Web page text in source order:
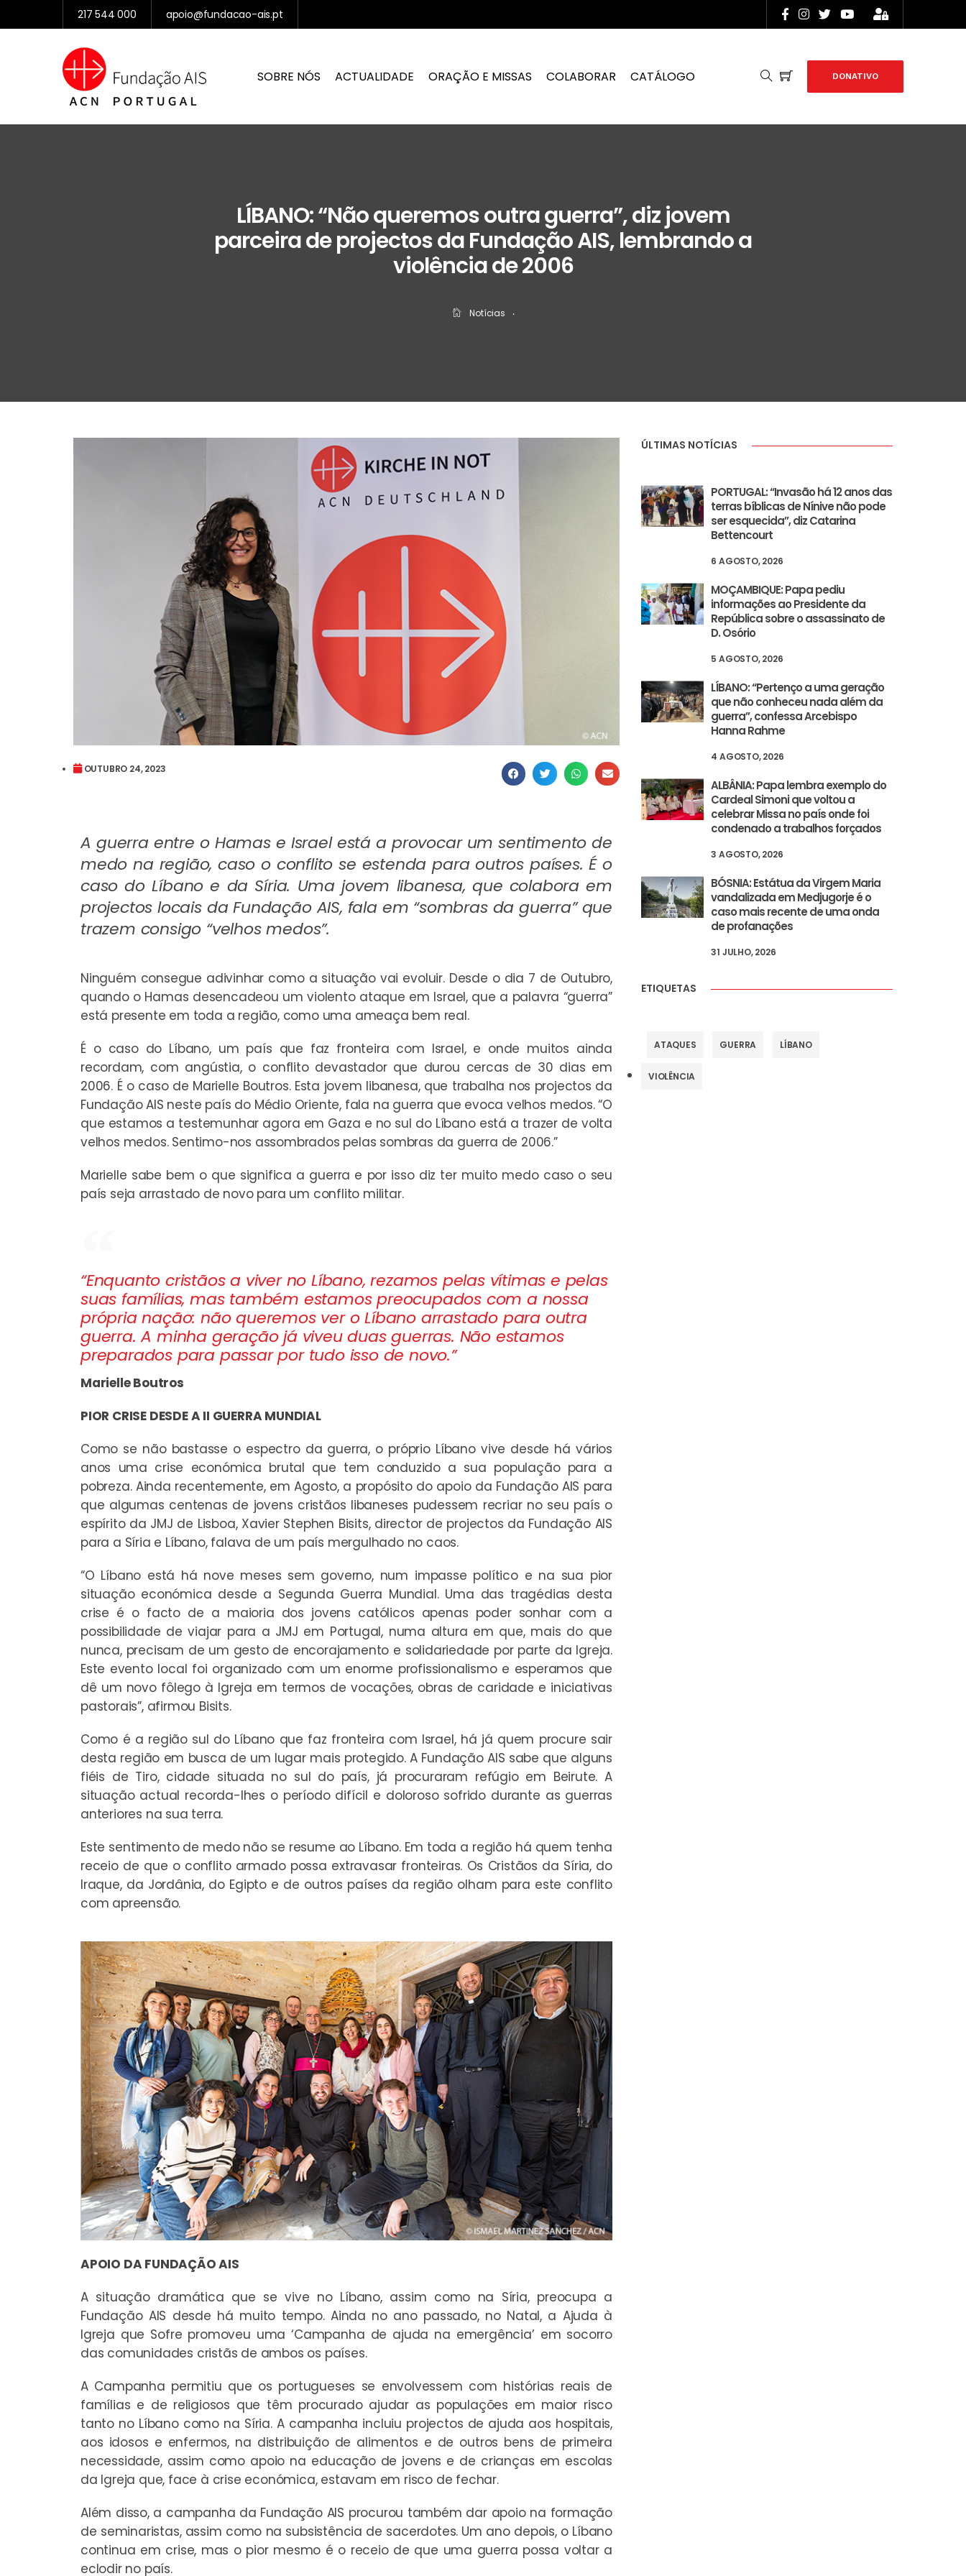
217 544 000 apoio@fundacao-ais.pt
SOBRE NÓS ACTUALIDADE ORAÇÃO E MISSAS COLABORAR CATÁLOGO DONATIVO
LÍBANO: “Não queremos outra guerra”, diz jovem
parceira de projectos da Fundação AIS, lembrando a
violência de 2006
Notícias ‧
OUTUBRO 24, 2023
A guerra entre o Hamas e Israel está a provocar um sentimento de
medo na região, caso o conflito se estenda para outros países. É o
caso do Líbano e da Síria. Uma jovem libanesa, que colabora em
projectos locais da Fundação AIS, fala em “sombras da guerra” que
trazem consigo “velhos medos”.
Ninguém consegue adivinhar como a situação vai evoluir. Desde o dia 7 de Outubro,
quando o Hamas desencadeou um violento ataque em Israel, que a palavra “guerra”
está presente em toda a região, como uma ameaça bem real.
É o caso do Líbano, um país que faz fronteira com Israel, e onde muitos ainda
recordam, com angústia, o conflito devastador que durou cercas de 30 dias em
2006. É o caso de Marielle Boutros. Esta jovem libanesa, que trabalha nos projectos da
Fundação AIS neste país do Médio Oriente, fala na guerra que evoca velhos medos. “O
que estamos a testemunhar agora em Gaza e no sul do Líbano está a trazer de volta
velhos medos. Sentimo-nos assombrados pelas sombras da guerra de 2006.”
Marielle sabe bem o que significa a guerra e por isso diz ter muito medo caso o seu
país seja arrastado de novo para um conflito militar.
“Enquanto cristãos a viver no Líbano, rezamos pelas vítimas e pelas
suas famílias, mas também estamos preocupados com a nossa
própria nação: não queremos ver o Líbano arrastado para outra
guerra. A minha geração já viveu duas guerras. Não estamos
preparados para passar por tudo isso de novo.”
Marielle Boutros
PIOR CRISE DESDE A II GUERRA MUNDIAL
Como se não bastasse o espectro da guerra, o próprio Líbano vive desde há vários
anos uma crise económica brutal que tem conduzido a sua população para a
pobreza. Ainda recentemente, em Agosto, a propósito do apoio da Fundação AIS para
que algumas centenas de jovens cristãos libaneses pudessem recriar no seu país o
espírito da JMJ de Lisboa, Xavier Stephen Bisits, director de projectos da Fundação AIS
para a Síria e Líbano, falava de um país mergulhado no caos.
“O Líbano está há nove meses sem governo, num impasse político e na sua pior
situação económica desde a Segunda Guerra Mundial. Uma das tragédias desta
crise é o facto de a maioria dos jovens católicos apenas poder sonhar com a
possibilidade de viajar para a JMJ em Portugal, numa altura em que, mais do que
nunca, precisam de um gesto de encorajamento e solidariedade por parte da Igreja.
Este evento local foi organizado com um enorme profissionalismo e esperamos que
dê um novo fôlego à Igreja em termos de vocações, obras de caridade e iniciativas
pastorais”, afirmou Bisits.
Como é a região sul do Líbano que faz fronteira com Israel, há já quem procure sair
desta região em busca de um lugar mais protegido. A Fundação AIS sabe que alguns
fiéis de Tiro, cidade situada no sul do país, já procuraram refúgio em Beirute. A
situação actual recorda-lhes o período difícil e doloroso sofrido durante as guerras
anteriores na sua terra.
Este sentimento de medo não se resume ao Líbano. Em toda a região há quem tenha
receio de que o conflito armado possa extravasar fronteiras. Os Cristãos da Síria, do
Iraque, da Jordânia, do Egipto e de outros países da região olham para este conflito
com apreensão.
APOIO DA FUNDAÇÃO AIS
A situação dramática que se vive no Líbano, assim como na Síria, preocupa a
Fundação AIS desde há muito tempo. Ainda no ano passado, no Natal, a Ajuda à
Igreja que Sofre promoveu uma ‘Campanha de ajuda na emergência’ em socorro
das comunidades cristãs de ambos os países.
A Campanha permitiu que os portugueses se envolvessem com histórias reais de
famílias e de religiosos que têm procurado ajudar as populações em maior risco
tanto no Líbano como na Síria. A campanha incluiu projectos de ajuda aos hospitais,
aos idosos e enfermos, na distribuição de alimentos e de outros bens de primeira
necessidade, assim como apoio na educação de jovens e de crianças em escolas
da Igreja que, face à crise económica, estavam em risco de fechar.
Além disso, a campanha da Fundação AIS procurou também dar apoio na formação
de seminaristas, assim como na subsistência de sacerdotes. Um ano depois, o Líbano
continua em crise, mas o pior mesmo é o receio de que uma guerra possa voltar a
eclodir no país.
ÚLTIMAS NOTÍCIAS
PORTUGAL: “Invasão há 12 anos das
terras bíblicas de Nínive não pode
ser esquecida”, diz Catarina
Bettencourt
6 AGOSTO, 2026
MOÇAMBIQUE: Papa pediu
informações ao Presidente da
República sobre o assassinato de
D. Osório
5 AGOSTO, 2026
LÍBANO: “Pertenço a uma geração
que não conheceu nada além da
guerra”, confessa Arcebispo
Hanna Rahme
4 AGOSTO, 2026
ALBÂNIA: Papa lembra exemplo do
Cardeal Simoni que voltou a
celebrar Missa no país onde foi
condenado a trabalhos forçados
3 AGOSTO, 2026
BÓSNIA: Estátua da Virgem Maria
vandalizada em Medjugorje é o
caso mais recente de uma onda
de profanações
31 JULHO, 2026
ETIQUETAS
ATAQUES GUERRA LÍBANO
VIOLÊNCIA